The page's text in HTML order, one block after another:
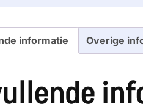
informatie Overige